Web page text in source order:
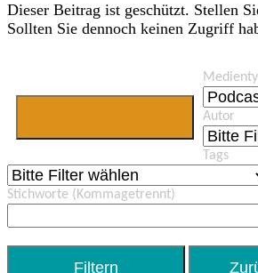
Dieser Beitrag ist geschützt. Stellen
Sollten Sie dennoch keinen Zugriff
Autor
Tags
Stichworte (Kommagetrennt)